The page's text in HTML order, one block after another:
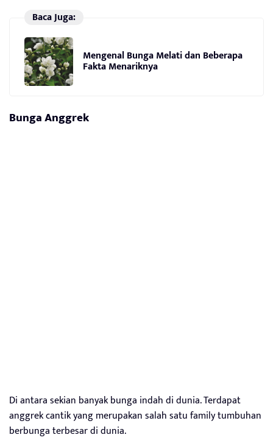
Baca Juga:
Mengenal Bunga Melati dan Beberapa
Fakta Menariknya
Bunga Anggrek
Di antara sekian banyak bunga indah di dunia. Terdapat
anggrek cantik yang merupakan salah satu family tumbuhan
berbunga terbesar di dunia.